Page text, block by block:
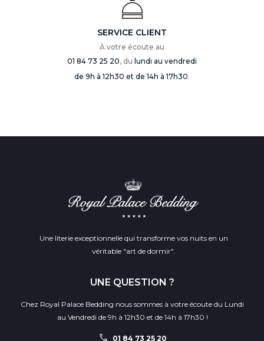
SERVICE CLIENT
À votre écoute au
01 84 73 25 20, du lundi au vendredi
de 9h à 12h30 et de 14h à 17h30.
Une literie exceptionnelle qui transforme vos nuits en un
véritable "art de dormir".
UNE QUESTION ?
Chez Royal Palace Bedding nous sommes à votre écoute du Lundi
au Vendredi de 9h à 12h30 et de 14h à 17h30 !
call 01 84 73 25 20